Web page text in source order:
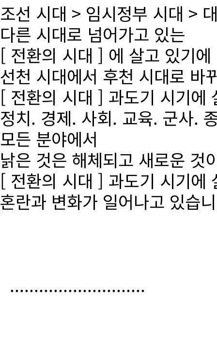
조선 시대 > 임시정부 시대 >
다른 시대로 넘어가고 있는
[ 전환의 시대 ] 에 살고 있기에
선천 시대에서 후천 시대로 바
[ 전환의 시대 ] 과도기 시기에
정치. 경제. 사회. 교육. 군사.
모든 분야에서
낡은 것은 해체되고 새로운 것
[ 전환의 시대 ] 과도기 시기에
혼란과 변화가 일어나고 있습
............................